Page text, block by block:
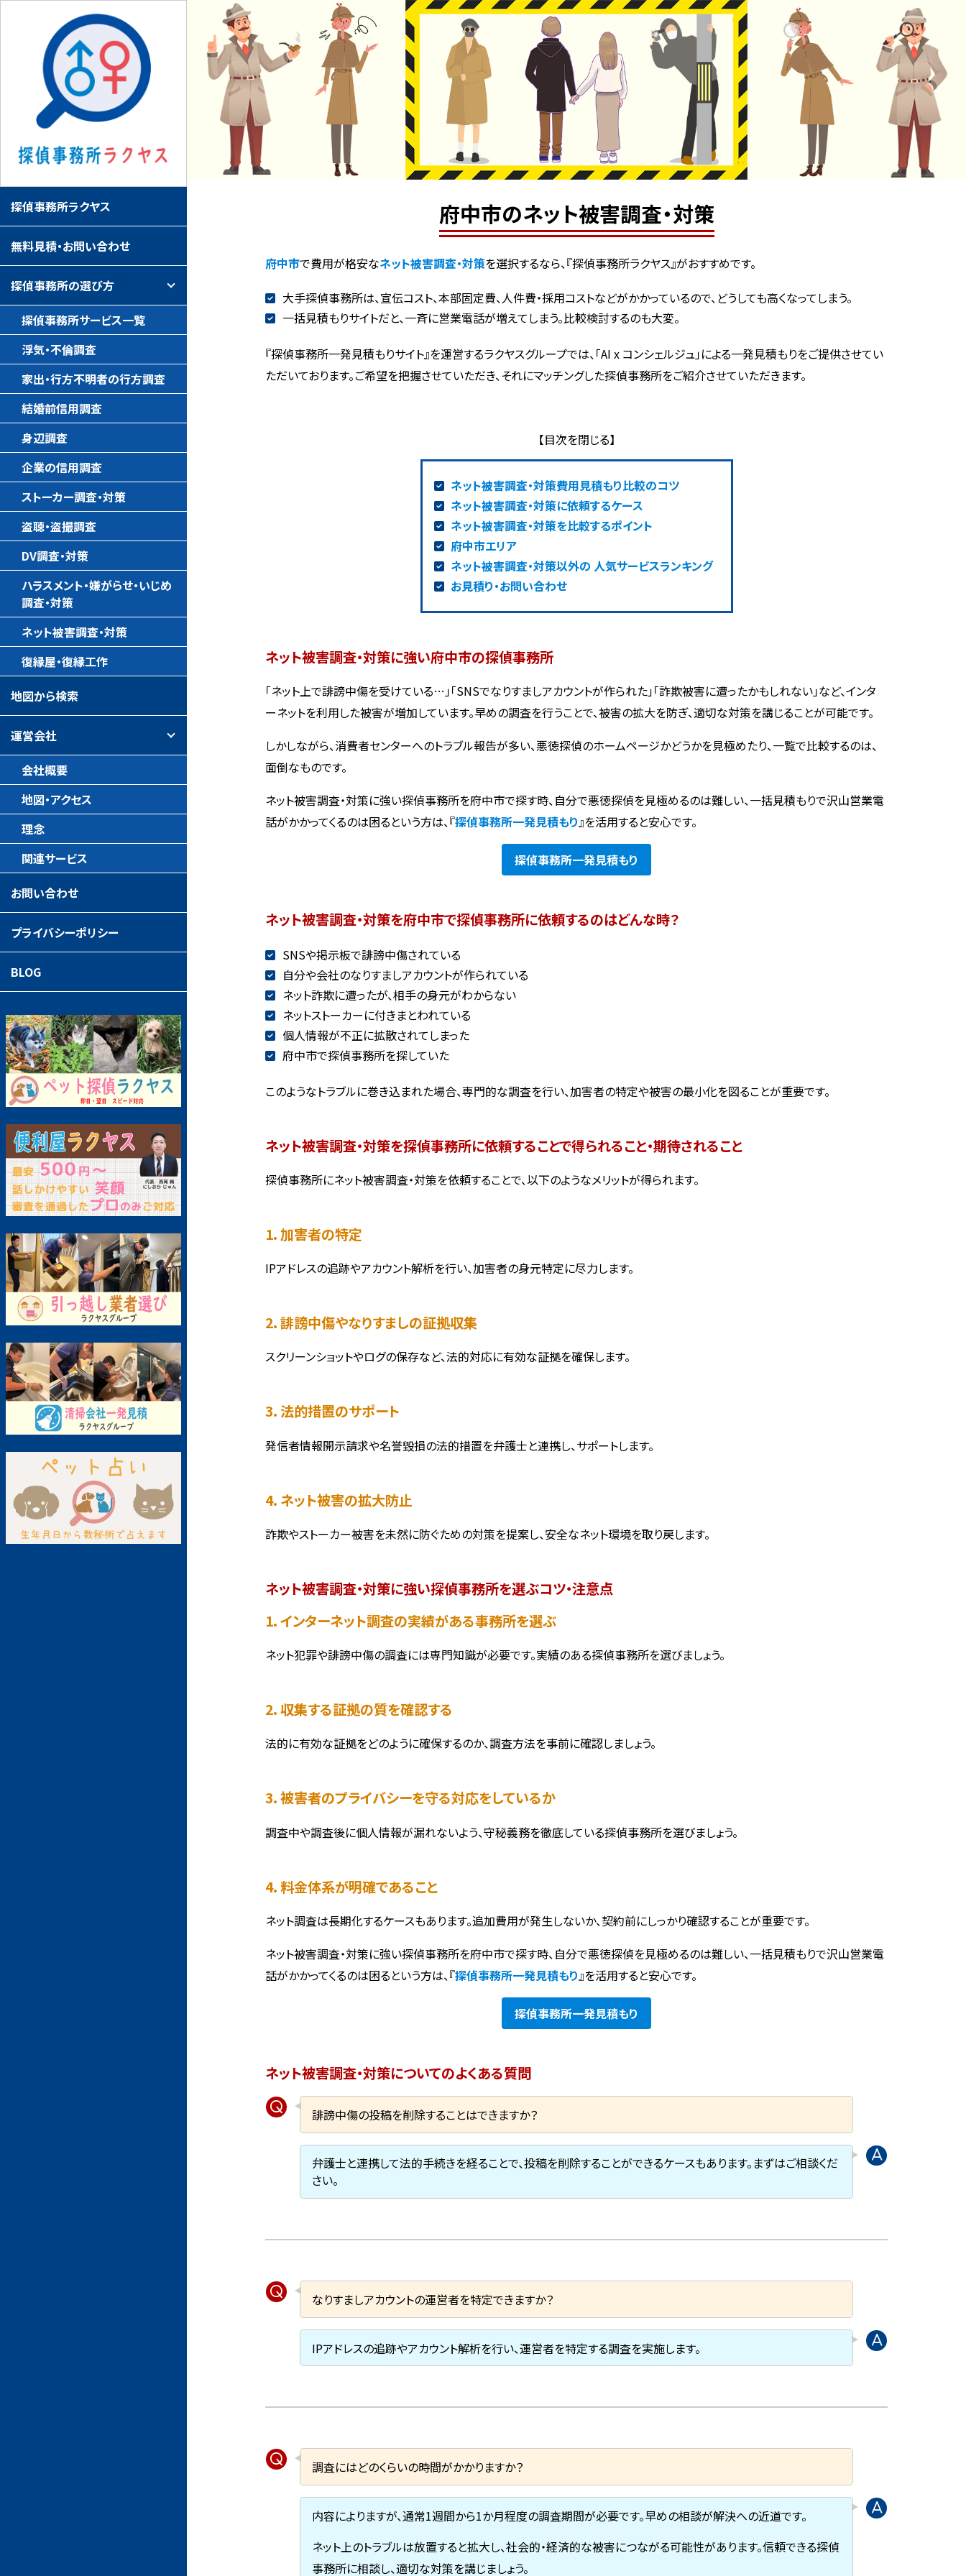
府中市のネット被害調査・対策
府中市で費用が格安なネット被害調査・対策を選択するなら、『探偵事務所ラクヤス』がおすすめです。
大手探偵事務所は、宣伝コスト、本部固定費、人件費・採用コストなどがかかっているので、どうしても高くなってしまう。
一括見積もりサイトだと、一斉に営業電話が増えてしまう。比較検討するのも大変。
『探偵事務所一発見積もりサイト』を運営するラクヤスグループでは、「AI x コンシェルジュ」による一発見積もりをご提供させてい
ただいております。ご希望を把握させていただき、それにマッチングした探偵事務所をご紹介させていただきます。
ネット被害調査・対策費用見積もり比較のコツ
ネット被害調査・対策に依頼するケース
ネット被害調査・対策を比較するポイント
府中市エリア
ネット被害調査・対策以外の 人気サービスランキング
お見積り・お問い合わせ
ネット被害調査・対策に強い府中市の探偵事務所
「ネット上で誹謗中傷を受けている…」「SNSでなりすましアカウントが作られた」「詐欺被害に遭ったかもしれない」など、インタ
ーネットを利用した被害が増加しています。早めの調査を行うことで、被害の拡大を防ぎ、適切な対策を講じることが可能です。
しかしながら、消費者センターへのトラブル報告が多い、悪徳探偵のホームページかどうかを見極めたり、一覧で比較するのは、
面倒なものです。
ネット被害調査・対策に強い探偵事務所を府中市で探す時、自分で悪徳探偵を見極めるのは難しい、一括見積もりで沢山営業電
話がかかってくるのは困るという方は、『探偵事務所一発見積もり 』を活用すると安心です。
探偵事務所一発見積もり
ネット被害調査・対策を府中市で探偵事務所に依頼するのはどんな時？
SNSや掲示板で誹謗中傷されている
自分や会社のなりすましアカウントが作られている
ネット詐欺に遭ったが、相手の身元がわからない
ネットストーカーに付きまとわれている
個人情報が不正に拡散されてしまった
府中市で探偵事務所を探していた
このようなトラブルに巻き込まれた場合、専門的な調査を行い、加害者の特定や被害の最小化を図ることが重要です。
ネット被害調査・対策を探偵事務所に依頼することで得られること・期待されること
探偵事務所にネット被害調査・対策を依頼することで、以下のようなメリットが得られます。
1. 加害者の特定
IPアドレスの追跡やアカウント解析を行い、加害者の身元特定に尽力します。
2. 誹謗中傷やなりすましの証拠収集
スクリーンショットやログの保存など、法的対応に有効な証拠を確保します。
3. 法的措置のサポート
発信者情報開示請求や名誉毀損の法的措置を弁護士と連携し、サポートします。
4. ネット被害の拡大防止
詐欺やストーカー被害を未然に防ぐための対策を提案し、安全なネット環境を取り戻します。
ネット被害調査・対策に強い探偵事務所を選ぶコツ・注意点
1. インターネット調査の実績がある事務所を選ぶ
ネット犯罪や誹謗中傷の調査には専門知識が必要です。実績のある探偵事務所を選びましょう。
2. 収集する証拠の質を確認する
法的に有効な証拠をどのように確保するのか、調査方法を事前に確認しましょう。
3. 被害者のプライバシーを守る対応をしているか
調査中や調査後に個人情報が漏れないよう、守秘義務を徹底している探偵事務所を選びましょう。
4. 料金体系が明確であること
ネット調査は長期化するケースもあります。追加費用が発生しないか、契約前にしっかり確認することが重要です。
ネット被害調査・対策に強い探偵事務所を府中市で探す時、自分で悪徳探偵を見極めるのは難しい、一括見積もりで沢山営業電
話がかかってくるのは困るという方は、『探偵事務所一発見積もり 』を活用すると安心です。
探偵事務所一発見積もり
ネット被害調査・対策についてのよくある質問
誹謗中傷の投稿を削除することはできますか？
弁護士と連携して法的手続きを経ることで、投稿を削除することができるケースもあります。まずはご相談くだ
さい。
なりすましアカウントの運営者を特定できますか？
IPアドレスの追跡やアカウント解析を行い、運営者を特定する調査を実施します。
調査にはどのくらいの時間がかかりますか？
内容によりますが、通常1週間から1か月程度の調査期間が必要です。早めの相談が解決への近道です。
ネット上のトラブルは放置すると拡大し、社会的・経済的な被害につながる可能性があります。信頼できる探偵
事務所に相談し、適切な対策を講じましょう。
探偵事務所ラクヤス
無料見積・お問い合わせ
探偵事務所の選び方
探偵事務所サービス一覧
浮気・不倫調査
家出・行方不明者の行方調査
結婚前信用調査
身辺調査
企業の信用調査
ストーカー調査・対策
盗聴・盗撮調査
DV調査・対策
ハラスメント・嫌がらせ・いじめ
調査・対策
ネット被害調査・対策
復縁屋・復縁工作
地図から検索
運営会社
会社概要
地図・アクセス
理念
関連サービス
お問い合わせ
プライバシーポリシー
BLOG